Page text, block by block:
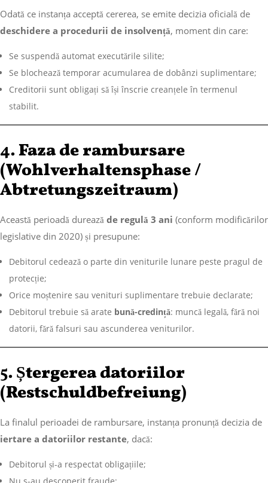
Odată ce instanța acceptă cererea, se emite decizia oficială de
deschidere a procedurii de insolvență, moment din care:
Se suspendă automat executările silite;
Se blochează temporar acumularea de dobânzi suplimentare;
Creditorii sunt obligați să își înscrie creanțele în termenul
stabilit.
4.Faza de rambursare
(Wohlverhaltensphase /
Abtretungszeitraum)
Această perioadă durează de regulă 3 ani (conform modificărilor
legislative din 2020) și presupune:
Debitorul cedează o parte din veniturile lunare peste pragul de
protecție;
Orice moștenire sau venituri suplimentare trebuie declarate;
Debitorul trebuie să arate bună-credință: muncă legală, fără noi
datorii, fără falsuri sau ascunderea veniturilor.
5.Ștergerea datoriilor
(Restschuldbefreiung)
La finalul perioadei de rambursare, instanța pronunță decizia de
iertare a datoriilor restante, dacă:
Debitorul și-a respectat obligațiile;